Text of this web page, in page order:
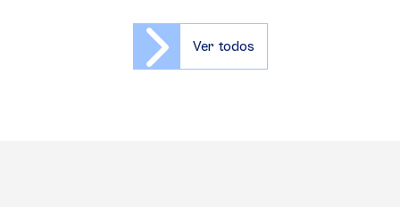
Ver todos